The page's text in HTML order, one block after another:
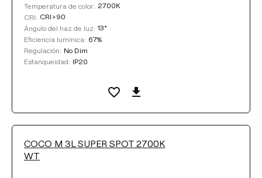
Seleccionar
TEMPERATURA DE COLOR
Temperatura de color: 2700K
CRI: CRI>90
Ángulo del haz de luz: 13°
Eficiencia lumínica: 67%
Regulación: No Dim
Estanqueidad: IP20
COCO M 3L SUPER SPOT 2700K
WT